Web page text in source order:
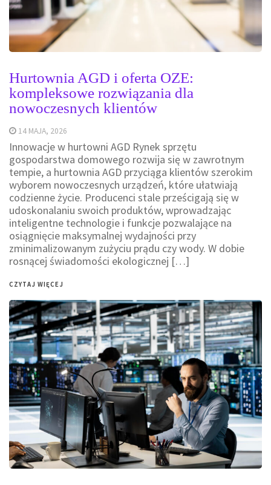
Hurtownia AGD i oferta OZE:
kompleksowe rozwiązania dla
nowoczesnych klientów
14 MAJA, 2026
Innowacje w hurtowni AGD Rynek sprzętu
gospodarstwa domowego rozwija się w zawrotnym
tempie, a hurtownia AGD przyciąga klientów szerokim
wyborem nowoczesnych urządzeń, które ułatwiają
codzienne życie. Producenci stale prześcigają się w
udoskonalaniu swoich produktów, wprowadzając
inteligentne technologie i funkcje pozwalające na
osiągnięcie maksymalnej wydajności przy
zminimalizowanym zużyciu prądu czy wody. W dobie
rosnącej świadomości ekologicznej […]
CZYTAJ WIĘCEJ